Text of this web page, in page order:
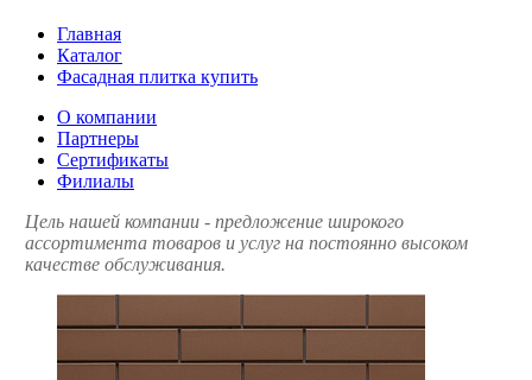
Главная
Каталог
Фасадная плитка купить
О компании
Партнеры
Сертификаты
Филиалы
Цель нашей компании - предложение широкого
ассортимента товаров и услуг на постоянно высоком
качестве обслуживания.